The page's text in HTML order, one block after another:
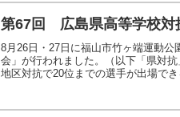
第67回 広島県高等学校対
8月26日・27日に福山市竹ヶ端運動
会」が行われました。（以下「県対
地区対抗で20位までの選手が出場でき